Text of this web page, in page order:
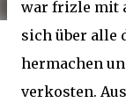
war frizle mit
sich über alle
hermachen
verkosten.